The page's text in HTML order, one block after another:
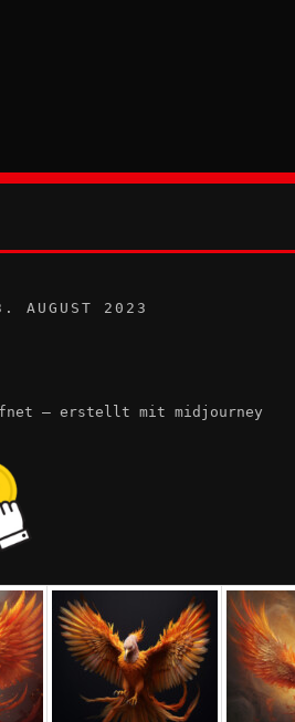
AUGUST 2023
– erstellt mit midjourney